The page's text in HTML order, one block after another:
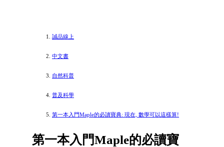
誠品線上
中文書
自然科普
普及科學
第一本入門Maple的必讀寶典: 現在, 數學可以這樣算!
第一本入門Maple的必讀寶